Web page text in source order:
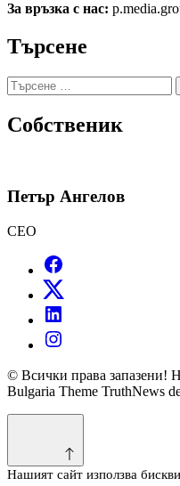
За връзка с нас:
Търсене
Търсене
за:
Собственик
Петър Ангелов
CEO
© Всички права запазени!
Bulgaria Theme TruthNews
Нашият сайт използва